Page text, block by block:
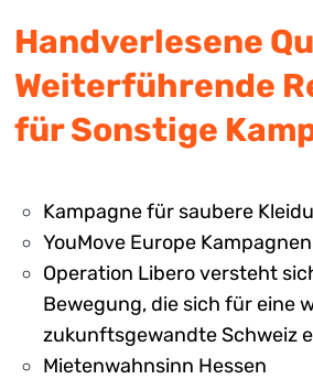
Handverlesene
Weiterführende
für Sonstige
Kampagne für saubere
YouMove Europe Kampagnen
Operation Libero versteht
Bewegung, die sich für eine
zukunftsgewandte Schweiz
Mietenwahnsinn Hessen